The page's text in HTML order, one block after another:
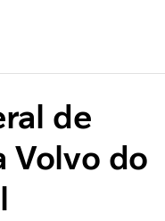
de
Volvo do